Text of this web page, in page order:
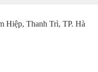
Hiệp, Thanh Trì, TP. Hà